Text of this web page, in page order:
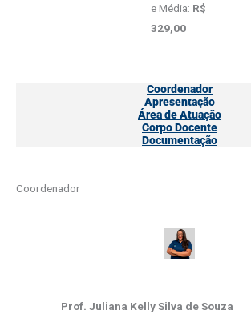
e Média: R$
329,00
Coordenador
Apresentação
Área de Atuação
Corpo Docente
Documentação
Coordenador
Prof. Juliana Kelly Silva de Souza